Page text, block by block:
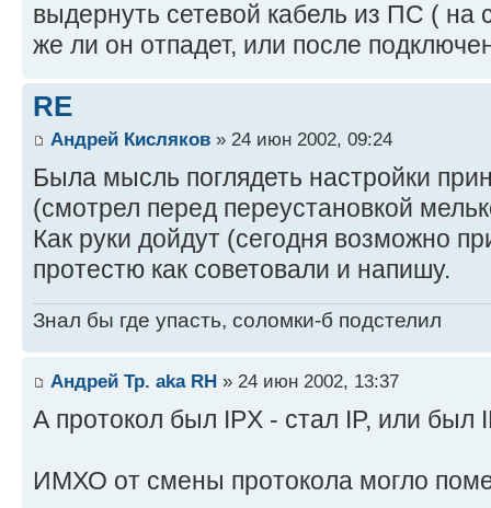
выдернуть сетевой кабель из ПС ( на
же ли он отпадет, или после
RE
Андрей Кисляков » 24 июн 2002, 09:24
Была мысль поглядеть настройки
(смотрел перед переустановкой
Как руки дойдут (сегодня возможно
протестю как советовали и напишу.
Знал бы где упасть, соломки-б подстелил
Андрей Тр. aka RH » 24 июн 2002, 13:37
А протокол был IPX - стал IP, или был
ИМХО от смены протокола могло